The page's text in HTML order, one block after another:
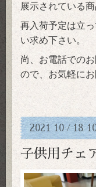
展示されている
再入荷予定は立
い求め下さい。
尚、お電話での
ので、お気軽にお
2021 10/18
子供用チ